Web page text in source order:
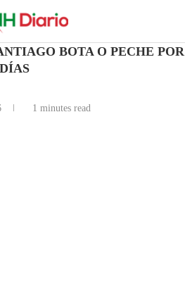
BOTA O PECHE POR
1 minutes read